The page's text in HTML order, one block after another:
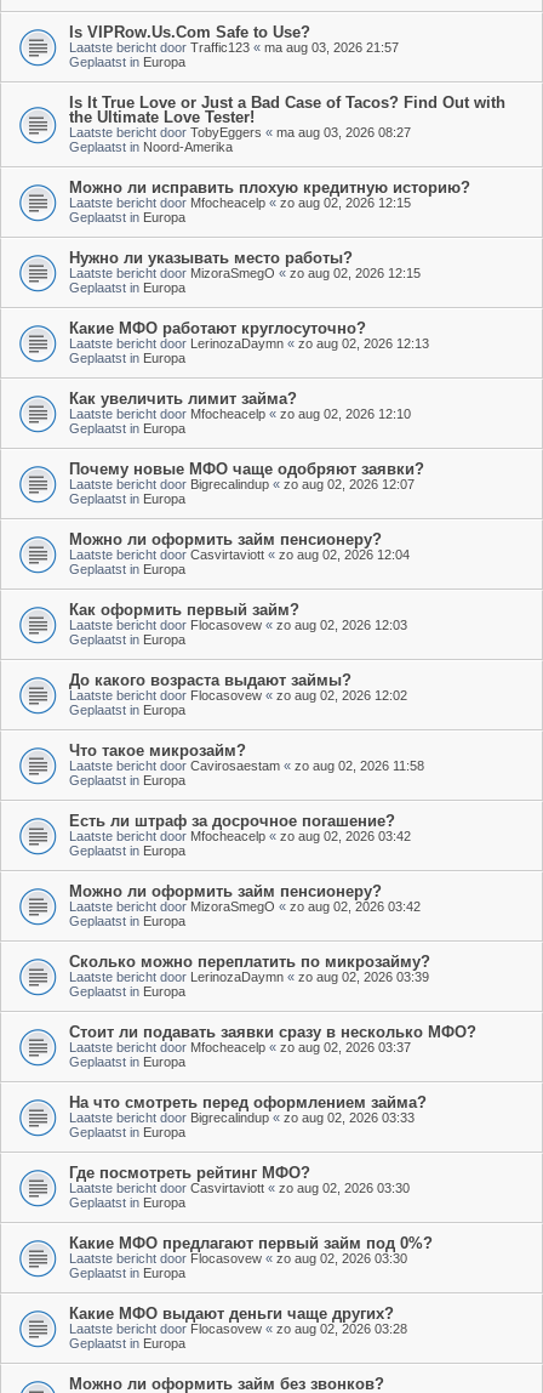
Is VIPRow.Us.Com Safe to Use?
Laatste bericht door Traffic123 « ma aug 03, 2026 21:57
Geplaatst in Europa
Is It True Love or Just a Bad Case of Tacos? Find Out with
the Ultimate Love Tester!
Laatste bericht door TobyEggers « ma aug 03, 2026 08:27
Geplaatst in Noord-Amerika
Можно ли исправить плохую кредитную историю?
Laatste bericht door Mfocheacelp « zo aug 02, 2026 12:15
Geplaatst in Europa
Нужно ли указывать место работы?
Laatste bericht door MizoraSmegO « zo aug 02, 2026 12:15
Geplaatst in Europa
Какие МФО работают круглосуточно?
Laatste bericht door LerinozaDaymn « zo aug 02, 2026 12:13
Geplaatst in Europa
Как увеличить лимит займа?
Laatste bericht door Mfocheacelp « zo aug 02, 2026 12:10
Geplaatst in Europa
Почему новые МФО чаще одобряют заявки?
Laatste bericht door Bigrecalindup « zo aug 02, 2026 12:07
Geplaatst in Europa
Можно ли оформить займ пенсионеру?
Laatste bericht door Casvirtaviott « zo aug 02, 2026 12:04
Geplaatst in Europa
Как оформить первый займ?
Laatste bericht door Flocasovew « zo aug 02, 2026 12:03
Geplaatst in Europa
До какого возраста выдают займы?
Laatste bericht door Flocasovew « zo aug 02, 2026 12:02
Geplaatst in Europa
Что такое микрозайм?
Laatste bericht door Cavirosaestam « zo aug 02, 2026 11:58
Geplaatst in Europa
Есть ли штраф за досрочное погашение?
Laatste bericht door Mfocheacelp « zo aug 02, 2026 03:42
Geplaatst in Europa
Можно ли оформить займ пенсионеру?
Laatste bericht door MizoraSmegO « zo aug 02, 2026 03:42
Geplaatst in Europa
Сколько можно переплатить по микрозайму?
Laatste bericht door LerinozaDaymn « zo aug 02, 2026 03:39
Geplaatst in Europa
Стоит ли подавать заявки сразу в несколько МФО?
Laatste bericht door Mfocheacelp « zo aug 02, 2026 03:37
Geplaatst in Europa
На что смотреть перед оформлением займа?
Laatste bericht door Bigrecalindup « zo aug 02, 2026 03:33
Geplaatst in Europa
Где посмотреть рейтинг МФО?
Laatste bericht door Casvirtaviott « zo aug 02, 2026 03:30
Geplaatst in Europa
Какие МФО предлагают первый займ под 0%?
Laatste bericht door Flocasovew « zo aug 02, 2026 03:30
Geplaatst in Europa
Какие МФО выдают деньги чаще других?
Laatste bericht door Flocasovew « zo aug 02, 2026 03:28
Geplaatst in Europa
Можно ли оформить займ без звонков?